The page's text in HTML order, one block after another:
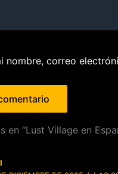
nombre, correo
en “Lust Village en